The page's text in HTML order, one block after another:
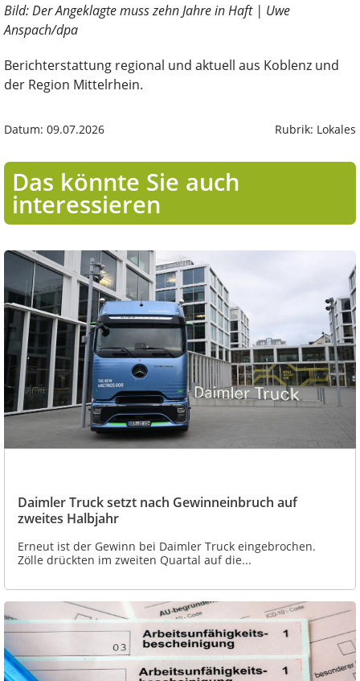
Bild: Der Angeklagte muss zehn Jahre in Haft | Uwe
Anspach/dpa
Berichterstattung regional und aktuell aus Koblenz und
der Region Mittelrhein.
Datum: 09.07.2026 Rubrik: Lokales
Das könnte Sie auch
interessieren
Daimler Truck setzt nach Gewinneinbruch auf
zweites Halbjahr
Erneut ist der Gewinn bei Daimler Truck eingebrochen.
Zölle drückten im zweiten Quartal auf die...